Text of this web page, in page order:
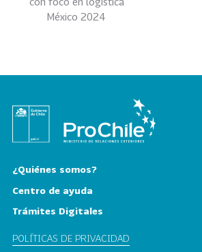
México 2024
¿Quiénes somos?
Centro de ayuda
Trámites Digitales
POLÍTICAS DE PRIVACIDAD